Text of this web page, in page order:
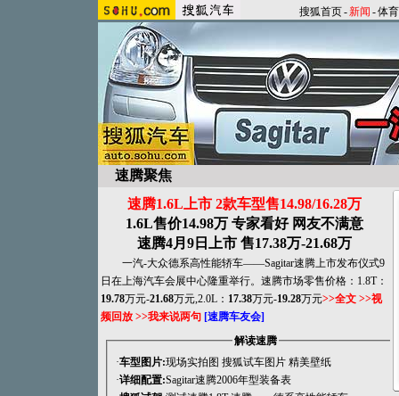
搜狐首页-新闻 -体育
速腾聚焦
速腾1.6L上市 2款车型售14.98/16.28万
1.6L售价14.98万 专家看好 网友不满意
速腾4月9日上市 售17.38万-21.68万
一汽-大众德系高性能轿车——Sagitar速腾上市发布仪式9
日在上海汽车会展中心隆重举行。速腾市场零售价格：1.8T：
19.78万元-21.68万元,2.0L： 17.38万元-19.28万元>>全文 >>视
频回放 >>我来说两句 [速腾车友会]
解读速腾
·车型图片:现场实拍图 搜狐试车图片 精美壁纸
·详细配置:Sagitar速腾2006年型装备表